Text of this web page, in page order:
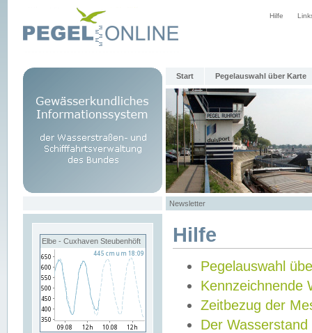
Hilfe
Start Pegelauswahl über Karte
Newsletter
Elbe - Cuxhaven Steubenhöft Hilfe
Pegelauswahl
Kennzeichnende
Zeitbezug der
Der Wasserstand